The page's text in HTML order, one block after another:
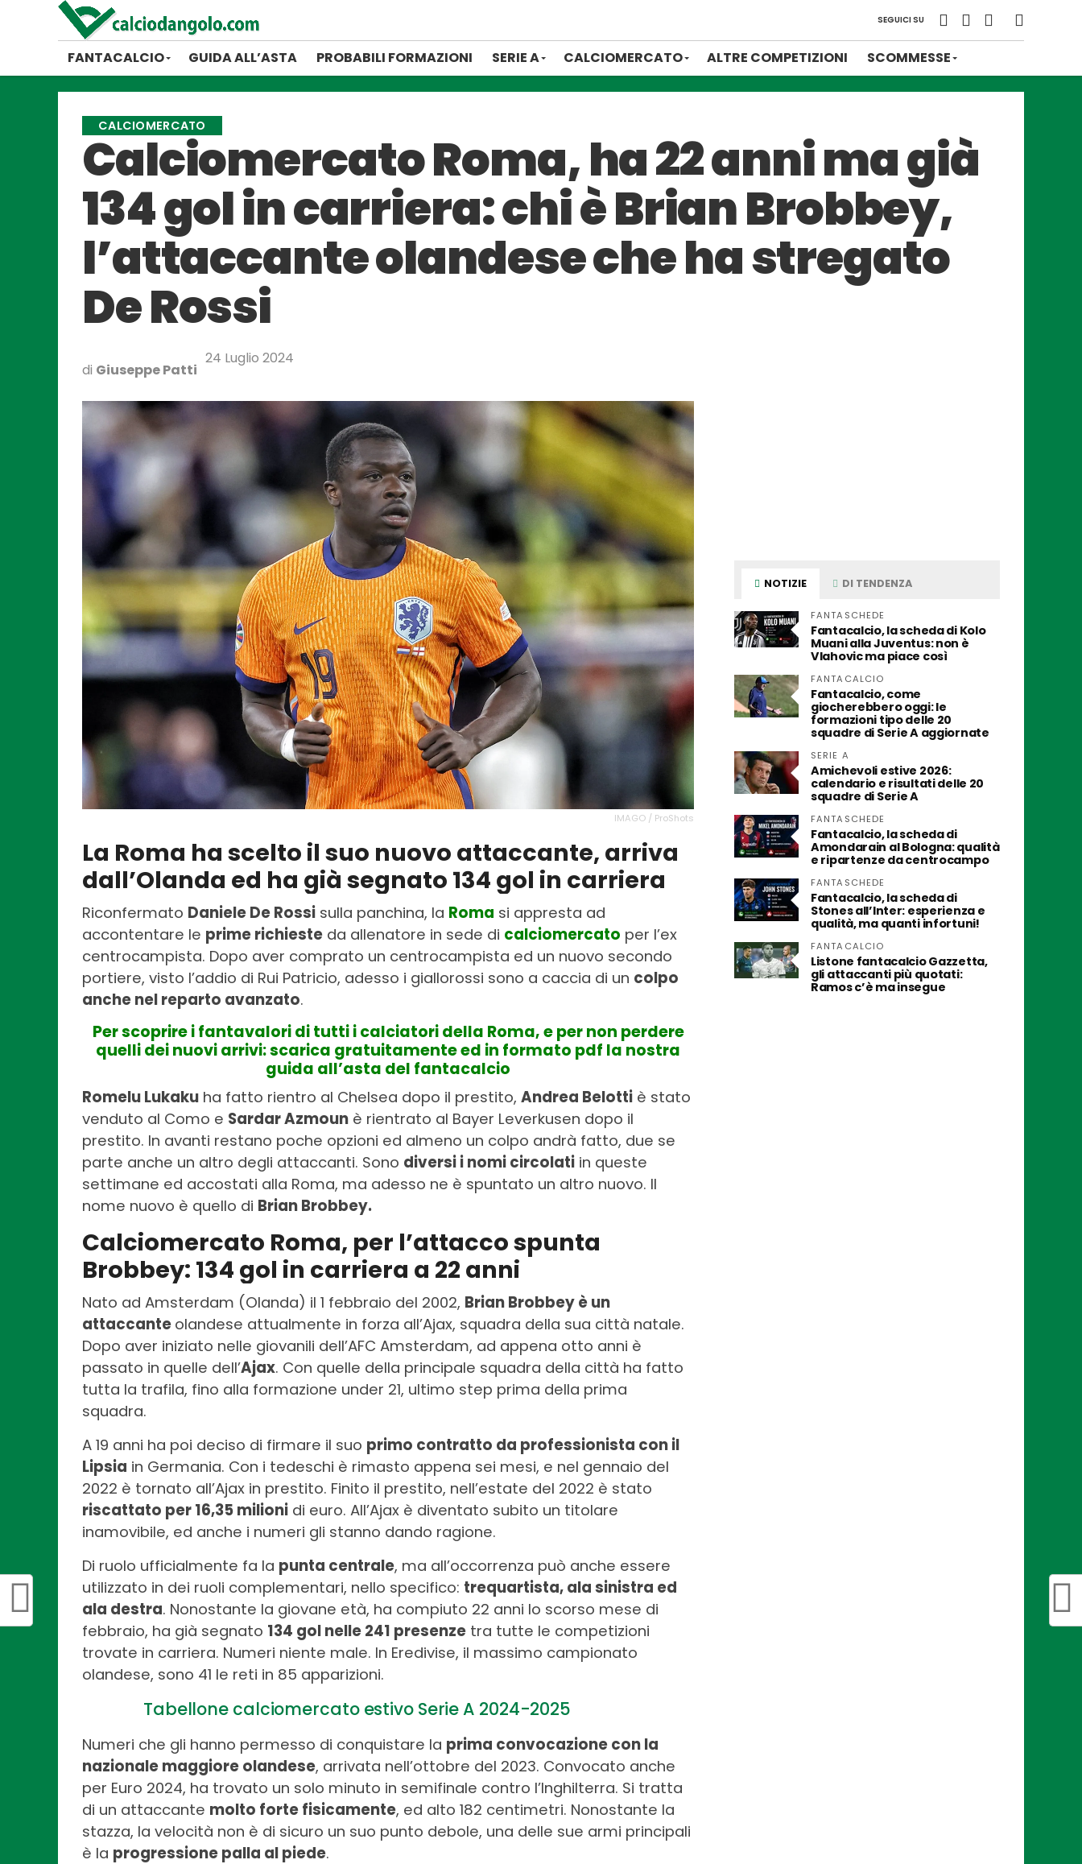
SEGUICI SU
FANTACALCIO GUIDA ALL’ASTA PROBABILI FORMAZIONI SERIE A CALCIOMERCATO ALTRE COMPETIZIONI SCOMMESSE
CALCIOMERCATO
Calciomercato Roma, ha 22 anni ma già
134 gol in carriera: chi è Brian Brobbey,
l’attaccante olandese che ha stregato
De Rossi
di Giuseppe Patti
24 Luglio 2024
IMAGO / ProShots
La Roma ha scelto il suo nuovo attaccante, arriva
dall’Olanda ed ha già segnato 134 gol in carriera
Riconfermato Daniele De Rossi sulla panchina, la Roma si appresta ad
accontentare le prime richieste da allenatore in sede di calciomercato per l’ex
centrocampista. Dopo aver comprato un centrocampista ed un nuovo secondo
portiere, visto l’addio di Rui Patricio, adesso i giallorossi sono a caccia di un colpo
anche nel reparto avanzato.
Per scoprire i fantavalori di tutti i calciatori della Roma, e per non perdere
quelli dei nuovi arrivi: scarica gratuitamente ed in formato pdf la nostra
guida all’asta del fantacalcio
Romelu Lukaku ha fatto rientro al Chelsea dopo il prestito, Andrea Belotti è stato
venduto al Como e Sardar Azmoun è rientrato al Bayer Leverkusen dopo il
prestito. In avanti restano poche opzioni ed almeno un colpo andrà fatto, due se
parte anche un altro degli attaccanti. Sono diversi i nomi circolati in queste
settimane ed accostati alla Roma, ma adesso ne è spuntato un altro nuovo. Il
nome nuovo è quello di Brian Brobbey.
Calciomercato Roma, per l’attacco spunta
Brobbey: 134 gol in carriera a 22 anni
Nato ad Amsterdam (Olanda) il 1 febbraio del 2002, Brian Brobbey è un
attaccante olandese attualmente in forza all’Ajax, squadra della sua città natale.
Dopo aver iniziato nelle giovanili dell’AFC Amsterdam, ad appena otto anni è
passato in quelle dell’Ajax. Con quelle della principale squadra della città ha fatto
tutta la trafila, fino alla formazione under 21, ultimo step prima della prima
squadra.
A 19 anni ha poi deciso di firmare il suo primo contratto da professionista con il
Lipsia in Germania. Con i tedeschi è rimasto appena sei mesi, e nel gennaio del
2022 è tornato all’Ajax in prestito. Finito il prestito, nell’estate del 2022 è stato
riscattato per 16,35 milioni di euro. All’Ajax è diventato subito un titolare
inamovibile, ed anche i numeri gli stanno dando ragione.
Di ruolo ufficialmente fa la punta centrale, ma all’occorrenza può anche essere
utilizzato in dei ruoli complementari, nello specifico: trequartista, ala sinistra ed
ala destra. Nonostante la giovane età, ha compiuto 22 anni lo scorso mese di
febbraio, ha già segnato 134 gol nelle 241 presenze tra tutte le competizioni
trovate in carriera. Numeri niente male. In Eredivise, il massimo campionato
olandese, sono 41 le reti in 85 apparizioni.
Tabellone calciomercato estivo Serie A 2024-2025
Numeri che gli hanno permesso di conquistare la prima convocazione con la
nazionale maggiore olandese, arrivata nell’ottobre del 2023. Convocato anche
per Euro 2024, ha trovato un solo minuto in semifinale contro l’Inghilterra. Si tratta
di un attaccante molto forte fisicamente, ed alto 182 centimetri. Nonostante la
stazza, la velocità non è di sicuro un suo punto debole, una delle sue armi principali
è la progressione palla al piede.
NOTIZIE DI TENDENZA
FANTASCHEDE
Fantacalcio, la scheda di Kolo
Muani alla Juventus: non è
Vlahovic ma piace così
FANTACALCIO
Fantacalcio, come
giocherebbero oggi: le
formazioni tipo delle 20
squadre di Serie A aggiornate
SERIE A
Amichevoli estive 2026:
calendario e risultati delle 20
squadre di Serie A
FANTASCHEDE
Fantacalcio, la scheda di
Amondarain al Bologna: qualità
e ripartenze da centrocampo
FANTASCHEDE
Fantacalcio, la scheda di
Stones all’Inter: esperienza e
qualità, ma quanti infortuni!
FANTACALCIO
Listone fantacalcio Gazzetta,
gli attaccanti più quotati:
Ramos c’è ma insegue